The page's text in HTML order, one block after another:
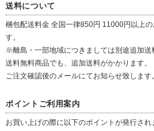
送料について
梱包配送料金 全国一律850円 11000円以上
す。
※離島・一部地域につきましては別途追加送
送料無料商品でも、追加送料がかかります。
ご注文確認後のメールにてお知らせ致しま
ポイントご利用案内
お買い上げの際に以下のポイントが発行され